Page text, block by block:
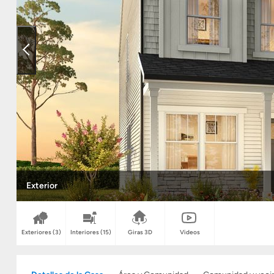
Exterior
Exteriores(3) Interiores(15) Giras 3D Videos